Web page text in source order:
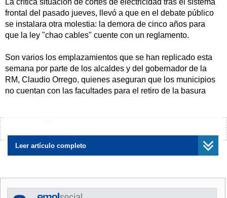
La crítica situación de cortes de electricidad tras el sistema
frontal del pasado jueves, llevó a que en el debate público
se instalara otra molestia: la demora de cinco años para
que la ley "chao cables" cuente con un reglamento.
Son varios los emplazamientos que se han replicado esta
semana por parte de los alcaldes y del gobernador de la
RM, Claudio Orrego, quienes aseguran que los municipios
no cuentan con las facultades para el retiro de la basura
tienen.
NOTICIARELACIONADA
Leer artículo completo